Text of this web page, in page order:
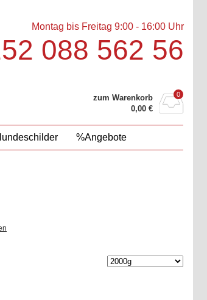
Montag bis Freitag 9:00 - 16:00 Uhr
088 562 56‬
zum Warenkorb
0,00€
0
%Angebote